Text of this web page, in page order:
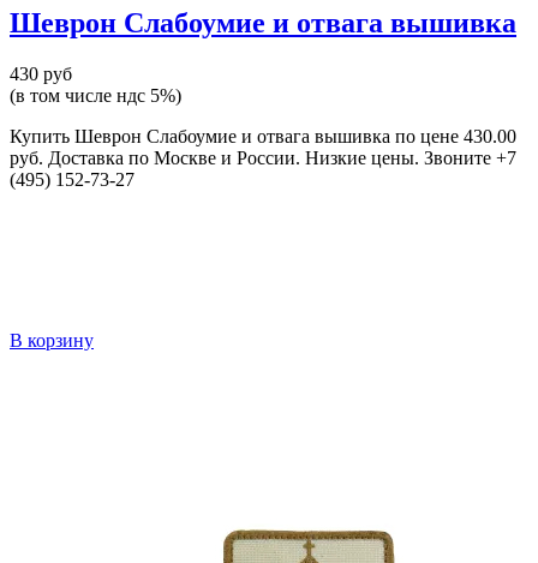
Шеврон Слабоумие и отвага вышивка
430 руб
(в том числе ндс 5%)
Купить Шеврон Слабоумие и отвага вышивка по цене 430.00
руб. Доставка по Москве и России. Низкие цены. Звоните +7
(495) 152-73-27
В корзину